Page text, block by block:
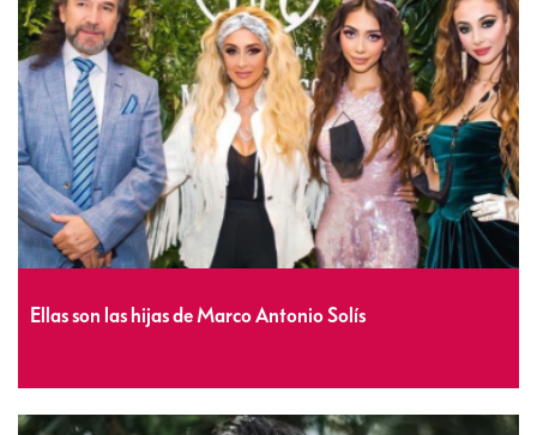
Ellas son las hijas de Marco Antonio Solís